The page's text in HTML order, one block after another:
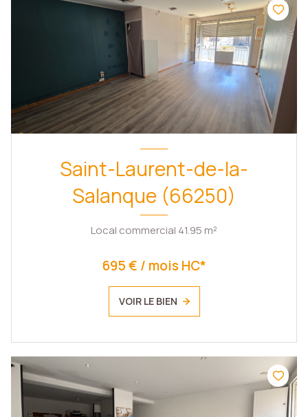
Saint-Laurent-de-la-
Salanque (66250)
Local commercial 41.95 m²
695 € / mois HC*
VOIR LE BIEN